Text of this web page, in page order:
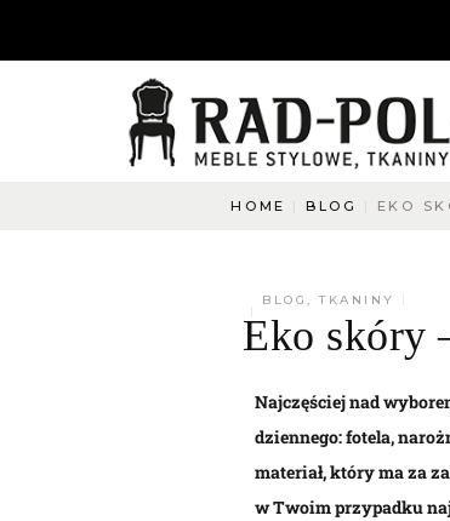
HOME BLOG EKO
BLOG ,TKANINY
Eko skóry
Najczęściej nad
dziennego: fotela,
materiał, który ma za
w Twoim przypadku